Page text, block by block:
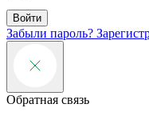
Войти
Забыли пароль?
Обратная связь